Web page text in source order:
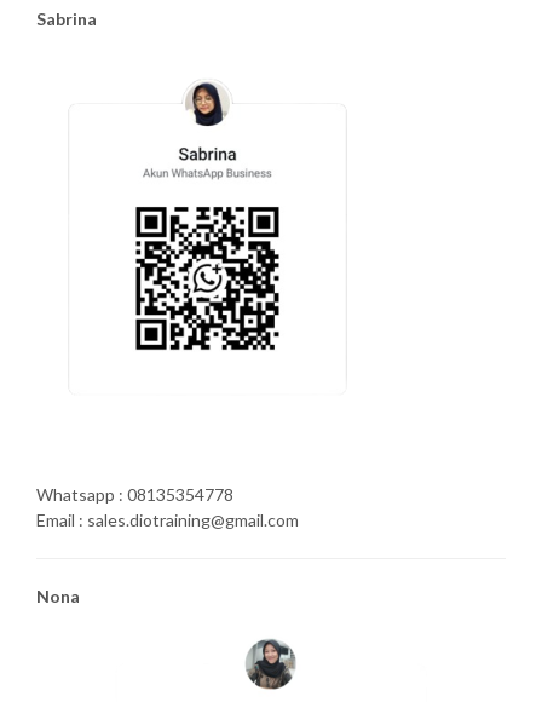
Sabrina
Whatsapp : 08135354778
Email : sales.diotraining@gmail.com
Nona